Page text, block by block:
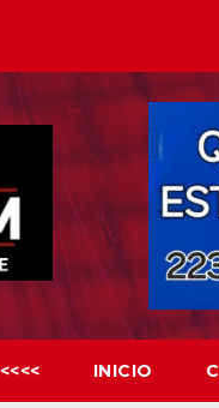
INICIO